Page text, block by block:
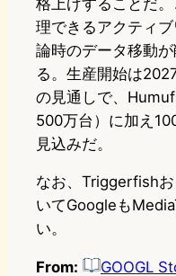
格上げすることだ
理できるアクティ
論時のデータ移動
る。生産開始は
の見通しで、
500万台）に加え
見込みだ。
なお、Triggerfish
いてGoogleも
い。
From:
GOOGL